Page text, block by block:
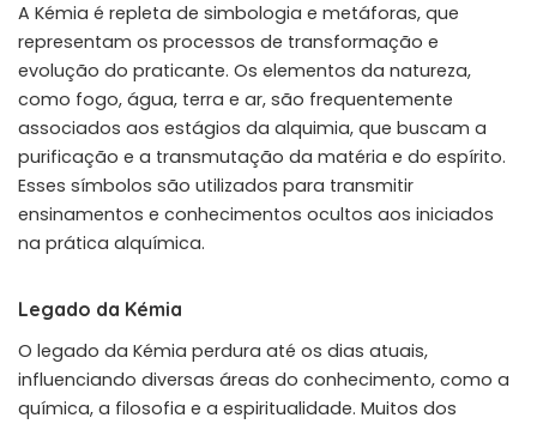
A Kémia é repleta de simbologia e metáforas, que
representam os processos de transformação e
evolução do praticante. Os elementos da natureza,
como fogo, água, terra e ar, são frequentemente
associados aos estágios da alquimia, que buscam a
purificação e a transmutação da matéria e do espírito.
Esses símbolos são utilizados para transmitir
ensinamentos e conhecimentos ocultos aos iniciados
na prática alquímica.
Legado da Kémia
O legado da Kémia perdura até os dias atuais,
influenciando diversas áreas do conhecimento, como a
química, a filosofia e a espiritualidade. Muitos dos